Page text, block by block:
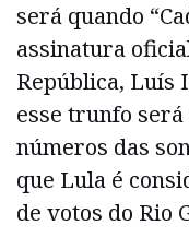
será quando
assinatura
República, Luís
esse trunfo
números das
que Lula é
de votos do Rio